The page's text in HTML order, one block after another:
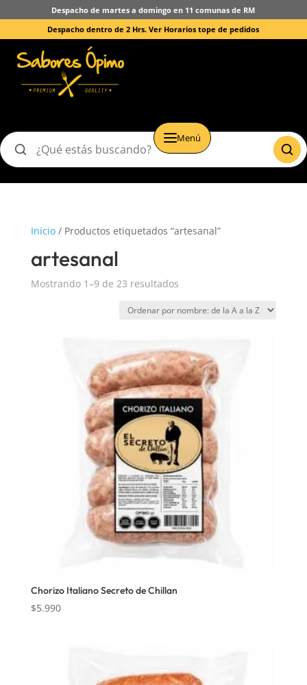
Despacho de martes a domingo en 11 comunas de RM
Despacho dentro de 2 Hrs.Ver Horarios tope de pedidos
Menú
Buscar
Inicio/ Productos etiquetados “artesanal”
artesanal
Mostrando 1–9 de 23 resultados
Chorizo Italiano Secreto de Chillan
$5.990